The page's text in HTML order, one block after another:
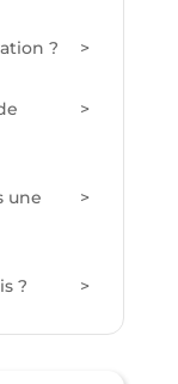
?
une
?